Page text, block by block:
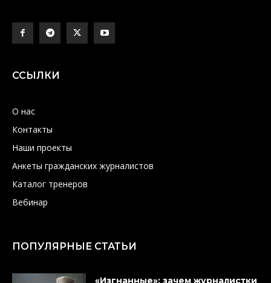
ССЫЛКИ
О нас
Контакты
Наши проекты
Анкеты гражданских журналистов
Каталог тренеров
Вебинар
ПОПУЛЯРНЫЕ СТАТЬИ
«Изгнанные»: зачем журналистки